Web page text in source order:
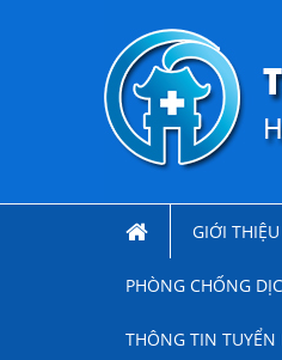
GIỚI THIỆU
PHÒNG CHỐNG
THÔNG TIN TUYỂN